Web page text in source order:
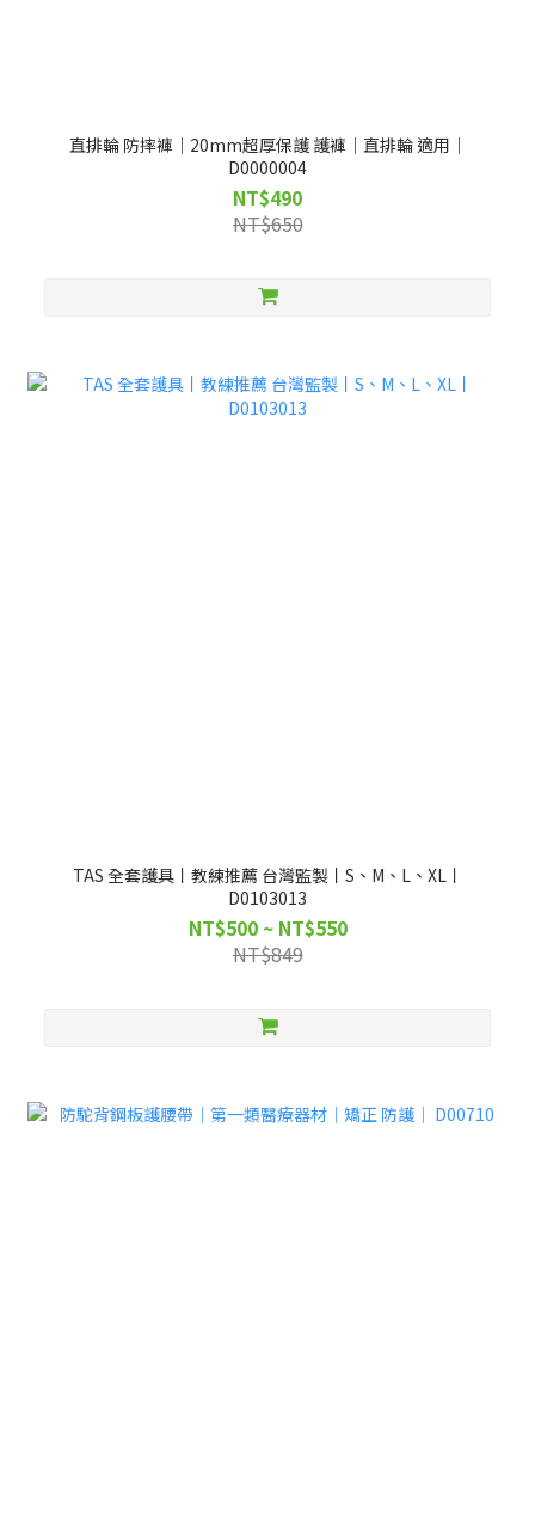
直排輪 防摔褲｜20mm超厚保護 護褲｜直排輪 適用｜
D0000004
NT$490
NT$650
TAS 全套護具丨教練推薦 台灣監製丨S、M、L、XL丨
D0103013
NT$500 ~ NT$550
NT$849